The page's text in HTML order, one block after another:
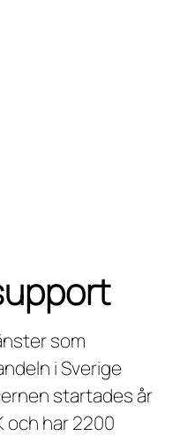
som
i Sverige
startades år
och har 2200